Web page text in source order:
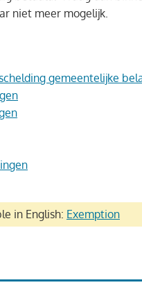
niet meer mogelijk.
gemeentelijke
in English: Exemption